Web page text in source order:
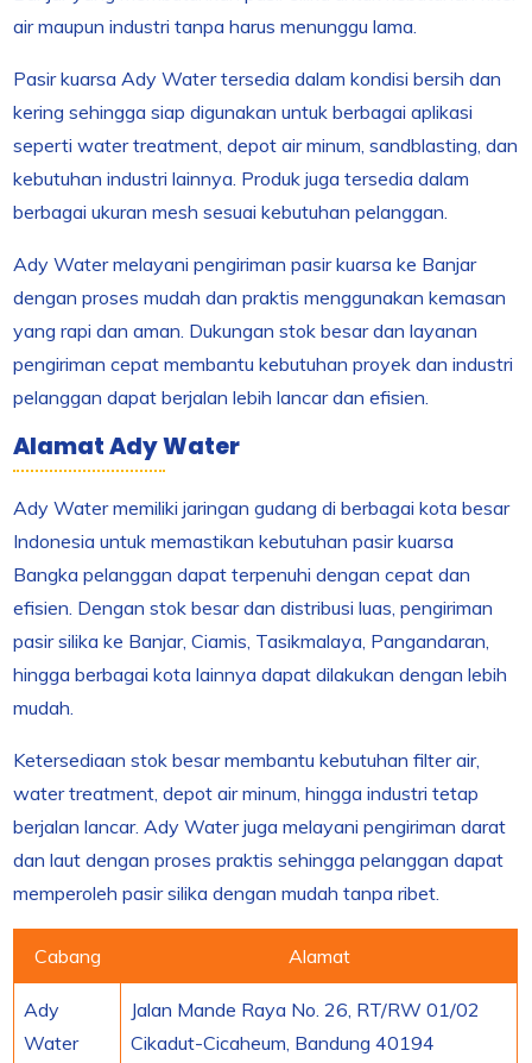
air maupun industri tanpa harus menunggu lama.
Pasir kuarsa Ady Water tersedia dalam kondisi bersih dan
kering sehingga siap digunakan untuk berbagai aplikasi
seperti water treatment, depot air minum, sandblasting, dan
kebutuhan industri lainnya. Produk juga tersedia dalam
berbagai ukuran mesh sesuai kebutuhan pelanggan.
Ady Water melayani pengiriman pasir kuarsa ke Banjar
dengan proses mudah dan praktis menggunakan kemasan
yang rapi dan aman. Dukungan stok besar dan layanan
pengiriman cepat membantu kebutuhan proyek dan industri
pelanggan dapat berjalan lebih lancar dan efisien.
Alamat Ady Water
Ady Water memiliki jaringan gudang di berbagai kota besar
Indonesia untuk memastikan kebutuhan pasir kuarsa
Bangka pelanggan dapat terpenuhi dengan cepat dan
efisien. Dengan stok besar dan distribusi luas, pengiriman
pasir silika ke Banjar, Ciamis, Tasikmalaya, Pangandaran,
hingga berbagai kota lainnya dapat dilakukan dengan lebih
mudah.
Ketersediaan stok besar membantu kebutuhan filter air,
water treatment, depot air minum, hingga industri tetap
berjalan lancar. Ady Water juga melayani pengiriman darat
dan laut dengan proses praktis sehingga pelanggan dapat
memperoleh pasir silika dengan mudah tanpa ribet.
Cabang Alamat
Ady
Water
Jalan Mande Raya No. 26, RT/RW 01/02
Cikadut-Cicaheum, Bandung 40194